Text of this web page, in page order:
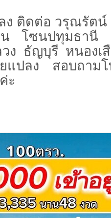
ติดต่อ วรุณรัตน์
น โซนปทุมธานี
ง ธัญบุรี หนองเ
ปลง สอบถามโ
ะ